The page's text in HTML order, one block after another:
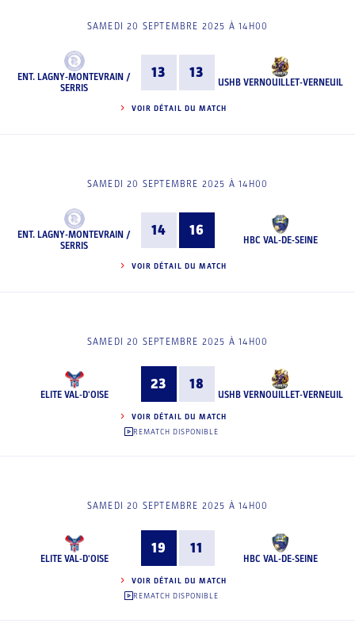
SAMEDI 20 SEPTEMBRE 2025 À 14H00
ENT. LAGNY-MONTEVRAIN /
SERRIS
13 13
USHB VERNOUILLET-VERNEUIL
VOIR DÉTAIL DU MATCH
SAMEDI 20 SEPTEMBRE 2025 À 14H00
ENT. LAGNY-MONTEVRAIN /
SERRIS
14 16
HBC VAL-DE-SEINE
VOIR DÉTAIL DU MATCH
SAMEDI 20 SEPTEMBRE 2025 À 14H00
ELITE VAL-D'OISE
23 18
USHB VERNOUILLET-VERNEUIL
VOIR DÉTAIL DU MATCH
REMATCH DISPONIBLE
SAMEDI 20 SEPTEMBRE 2025 À 14H00
ELITE VAL-D'OISE
19 11
HBC VAL-DE-SEINE
VOIR DÉTAIL DU MATCH
REMATCH DISPONIBLE